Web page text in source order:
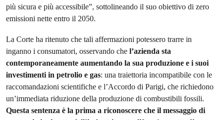
più sicura e più accessibile”, sottolineando il suo obiettivo di zero
emissioni nette entro il 2050.
La Corte ha ritenuto che tali affermazioni potessero trarre in
inganno i consumatori, osservando che l’azienda sta
contemporaneamente aumentando la sua produzione e i suoi
investimenti in petrolio e gas: una traiettoria incompatibile con le
raccomandazioni scientifiche e l’Accordo di Parigi, che richiedono
un’immediata riduzione della produzione di combustibili fossili.
Questa sentenza è la prima a riconoscere che il messaggio di